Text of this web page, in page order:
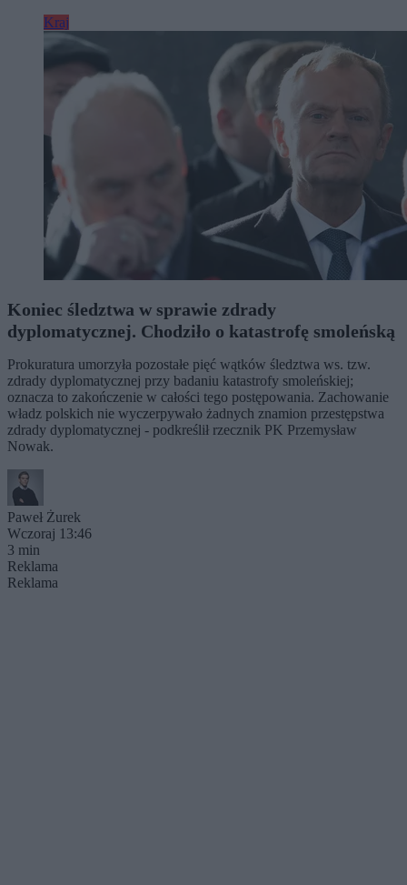
Kraj
Koniec śledztwa w sprawie zdrady
dyplomatycznej. Chodziło o katastrofę smoleńską
Prokuratura umorzyła pozostałe pięć wątków śledztwa ws. tzw.
zdrady dyplomatycznej przy badaniu katastrofy smoleńskiej;
oznacza to zakończenie w całości tego postępowania. Zachowanie
władz polskich nie wyczerpywało żadnych znamion przestępstwa
zdrady dyplomatycznej - podkreślił rzecznik PK Przemysław
Nowak.
Paweł Żurek
Wczoraj 13:46
3 min
Reklama
Reklama